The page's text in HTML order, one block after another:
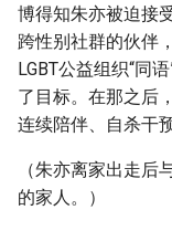
博得知朱亦被迫接
跨性别社群的伙伴
LGBT公益组织“同
了目标。在那之后
连续陪伴、自杀干
（朱亦离家出走后
的家人。）